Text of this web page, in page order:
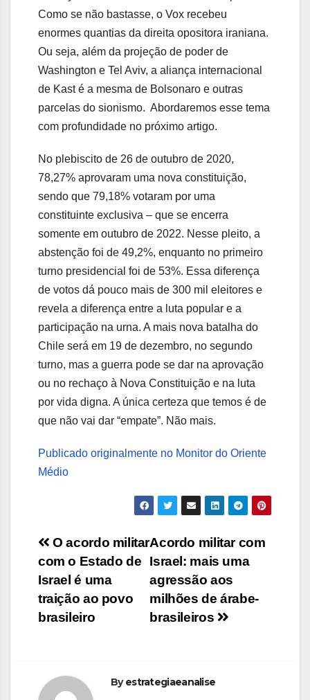
Como se não bastasse, o Vox recebeu
enormes quantias da direita opositora iraniana.
Ou seja, além da projeção de poder de
Washington e Tel Aviv, a aliança internacional
de Kast é a mesma de Bolsonaro e outras
parcelas do sionismo. Abordaremos esse tema
com profundidade no próximo artigo.
No plebiscito de 26 de outubro de 2020,
78,27% aprovaram uma nova constituição,
sendo que 79,18% votaram por uma
constituinte exclusiva – que se encerra
somente em outubro de 2022. Nesse pleito, a
abstenção foi de 49,2%, enquanto no primeiro
turno presidencial foi de 53%. Essa diferença
de votos dá pouco mais de 300 mil eleitores e
revela a diferença entre a luta popular e a
participação na urna. A mais nova batalha do
Chile será em 19 de dezembro, no segundo
turno, mas a guerra pode se dar na aprovação
ou no rechaço à Nova Constituição e na luta
por vida digna. A única certeza que temos é de
que não vai dar “empate”. Não mais.
Publicado originalmente no Monitor do Oriente
Médio
Navegação
de
Post
Acordo militar com
Israel: mais uma
agressão aos
milhões de árabe-
brasileiros
O acordo militar
com o Estado de
Israel é uma
traição ao povo
brasileiro
Byestrategiaeanalise